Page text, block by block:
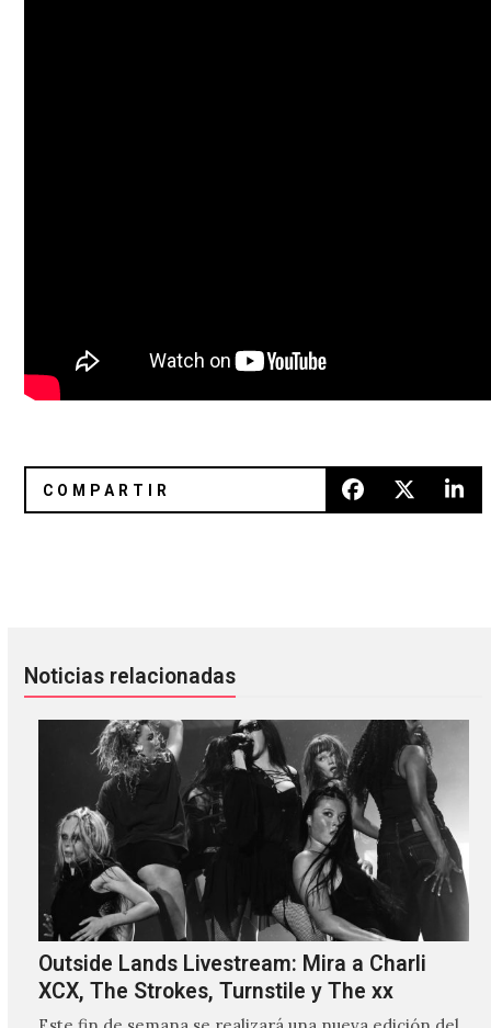
Noticias relacionadas
Outside Lands Livestream: Mira a Charli
XCX, The Strokes, Turnstile y The xx